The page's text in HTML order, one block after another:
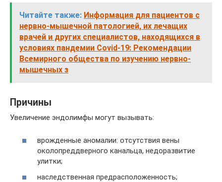
Читайте также: Информация для пациентов с
нервно-мышечной патологией, их лечащих
врачей и других специалистов, находящихся в
условиях пандемии Covid-19: Рекомендации
Всемирного общества по изучению нервно-
мышечных з
Причины
Увеличение эндолимфы могут вызывать:
врожденные аномалии: отсутствия вены
околопреддверного канальца, недоразвитие
улитки;
наследственная предрасположенность;